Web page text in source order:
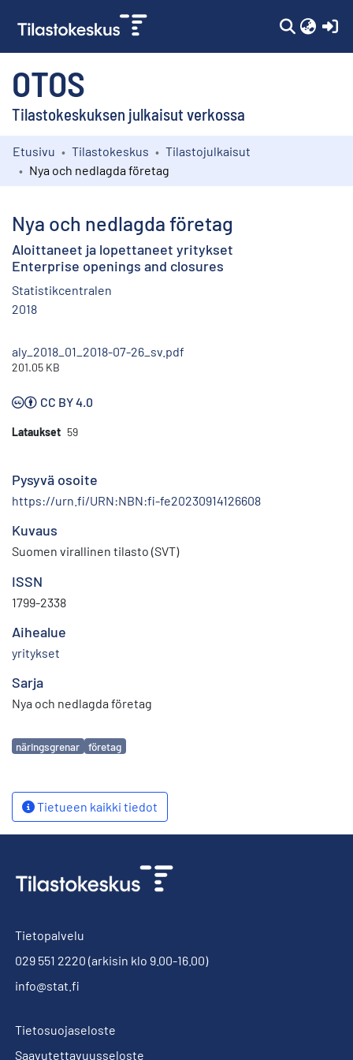
OTOS
Tilastokeskuksen julkaisut verkossa
Kokoelmat
Etusivu Tilastokeskus
Tilastojulkaisut
Nya och nedlagda företag
Nya och nedlagda företag
Aloittaneet ja lopettaneet yritykset
Enterprise openings and closures
Statistikcentralen
2018
aly_2018_01_2018-07-26_sv.pdf
201.05 KB
CC BY 4.0
Lataukset 59
Pysyvä osoite
https://urn.fi/URN:NBN:fi-fe20230914126608
Kuvaus
Suomen virallinen tilasto (SVT)
ISSN
1799-2338
Aihealue
yritykset
Sarja
Nya och nedlagda företag
Avainsanat
näringsgrenar företag
Tietueen kaikki tiedot
Tietopalvelu
029 551 2220 (arkisin klo 9.00-16.00)
info@stat.fi
Tietosuojaseloste
Saavutettavuusseloste